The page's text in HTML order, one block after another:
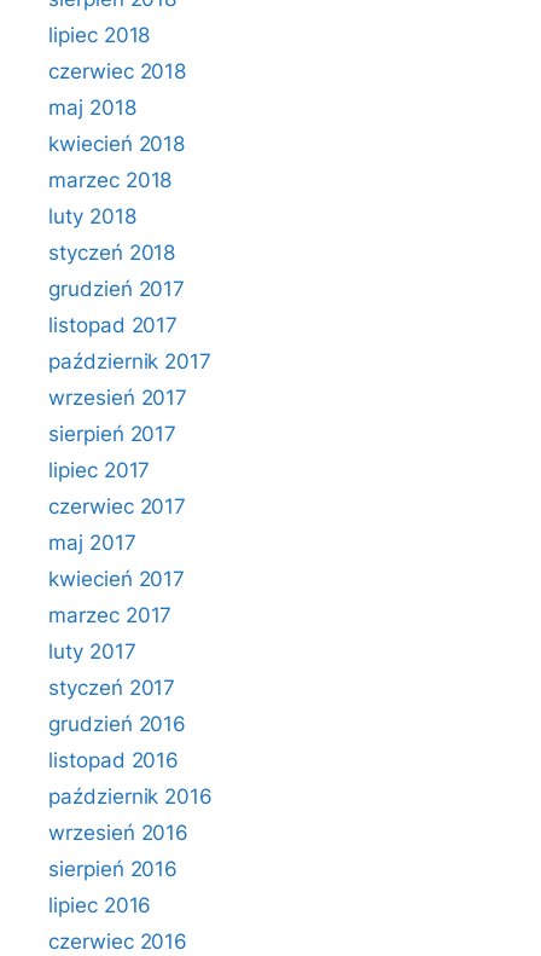
lipiec 2018
czerwiec 2018
maj 2018
kwiecień 2018
marzec 2018
luty 2018
styczeń 2018
grudzień 2017
listopad 2017
październik 2017
wrzesień 2017
sierpień 2017
lipiec 2017
czerwiec 2017
maj 2017
kwiecień 2017
marzec 2017
luty 2017
styczeń 2017
grudzień 2016
listopad 2016
październik 2016
wrzesień 2016
sierpień 2016
lipiec 2016
czerwiec 2016